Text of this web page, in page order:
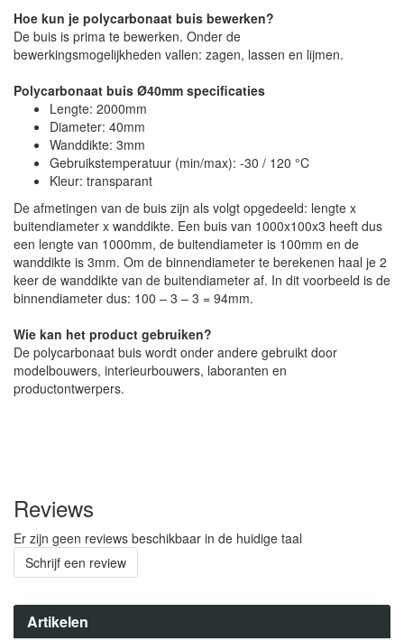
Artikelen
Hoe kun je polycarbonaat buis bewerken?
De buis is prima te bewerken. Onder de
bewerkingsmogelijkheden vallen: zagen, lassen en lijmen.
Polycarbonaat buis Ø40mm specificaties
Lengte: 2000mm
Diameter: 40mm
Wanddikte: 3mm
Gebruikstemperatuur (min/max): -30 / 120 °C
Kleur: transparant
De afmetingen van de buis zijn als volgt opgedeeld: lengte x
buitendiameter x wanddikte. Een buis van 1000x100x3 heeft dus
een lengte van 1000mm, de buitendiameter is 100mm en de
wanddikte is 3mm. Om de binnendiameter te berekenen haal je 2
keer de wanddikte van de buitendiameter af. In dit voorbeeld is de
binnendiameter dus: 100 – 3 – 3 = 94mm.
Wie kan het product gebruiken?
De polycarbonaat buis wordt onder andere gebruikt door
modelbouwers, interieurbouwers, laboranten en
productontwerpers.
Reviews
Er zijn geen reviews beschikbaar in de huidige taal
Schrijf een review